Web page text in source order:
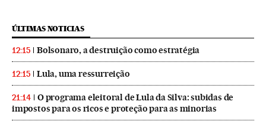
ÚLTIMAS NOTICIAS
12:15 Bolsonaro, a destruição como estratégia
12:15 Lula, uma ressurreição
21:14
O programa eleitoral de Lula da Silva: subidas de
impostos para os ricos e proteção para as minorias